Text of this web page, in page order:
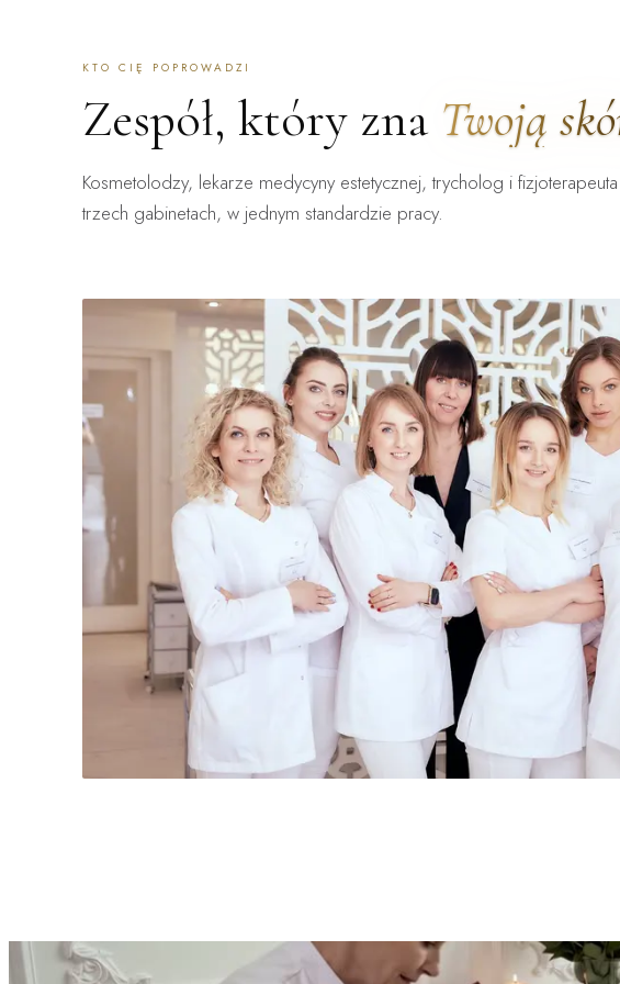
KTO CIĘ POPROWADZI
Zespół, który zna Twoją
Kosmetolodzy, lekarze medycyny estetycznej, trycholog i
trzech gabinetach, w jednym standardzie pracy.